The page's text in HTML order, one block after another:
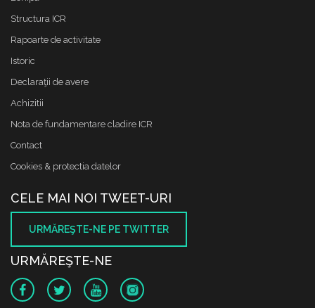
Structura ICR
Rapoarte de activitate
Istoric
Declaraţii de avere
Achizitii
Nota de fundamentare cladire ICR
Contact
Cookies & protectia datelor
CELE MAI NOI TWEET-URI
URMĂREŞTE-NE PE TWITTER
URMĂREŞTE-NE